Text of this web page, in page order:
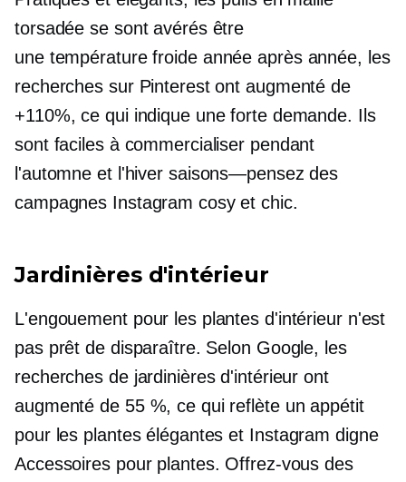
torsadée se sont avérés être
une température froideannée après année, les
recherches sur Pinterest ont augmenté de
+110%, ce qui indique une forte demande. Ils
sont faciles à commercialiser pendant
l'automne et l'hiver saisons—pensez des
campagnes Instagram cosy et chic.
Jardinières d'intérieur
L'engouement pour les plantes d'intérieur n'est
pas prêt de disparaître. Selon Google, les
recherches de jardinières d'intérieur ont
augmenté de 55 %, ce qui reflète un appétit
pour les plantes élégantes et Instagram digne
Accessoires pour plantes. Offrez-vous des